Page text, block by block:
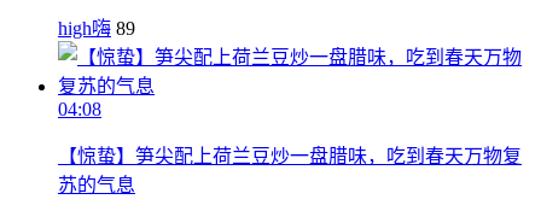
high嗨 89
04:08
【惊蛰】笋尖配上荷兰豆炒一盘腊味，吃到春天万物复
苏的气息